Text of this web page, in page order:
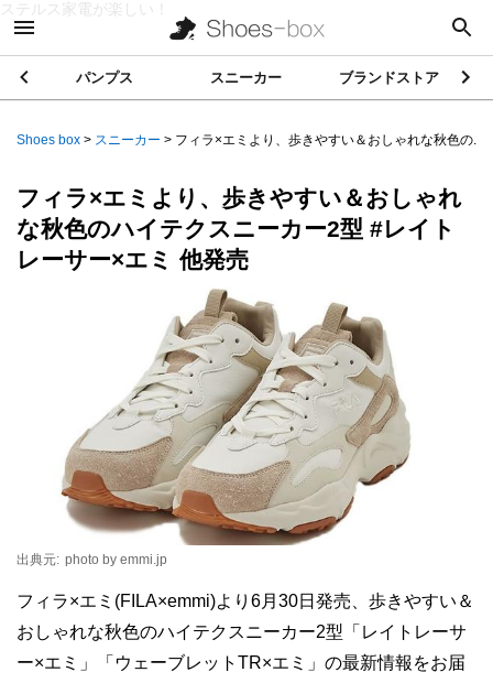
ステルス家電が楽しい！
パンプス スニーカー ブランドストア
Shoes box > スニーカー > フィラ×エミより、歩きやすい＆おしゃれな秋色の...
フィラ×エミより、歩きやすい＆おしゃれ
な秋色のハイテクスニーカー2型 #レイト
レーサー×エミ 他発売
出典元: photo by emmi.jp
フィラ×エミ(FILA×emmi)より6月30日発売、歩きやすい＆
おしゃれな秋色のハイテクスニーカー2型「レイトレーサ
ー×エミ」「ウェーブレットTR×エミ」の最新情報をお届